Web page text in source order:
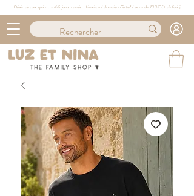
Délais de conception : ≈ 4/6 jours ouvrés · Livraison à domicile offerte* à partir de 100€ (+ d'info ici)